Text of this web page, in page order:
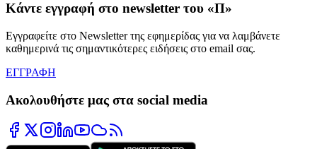
Κάντε εγγραφή στο newsletter του «Π»
Εγγραφείτε στο Newsletter της εφημερίδας για να λαμβάνετε
καθημερινά τις σημαντικότερες ειδήσεις στο email σας.
ΕΓΓΡΑΦΗ
Ακολουθήστε μας στα social media